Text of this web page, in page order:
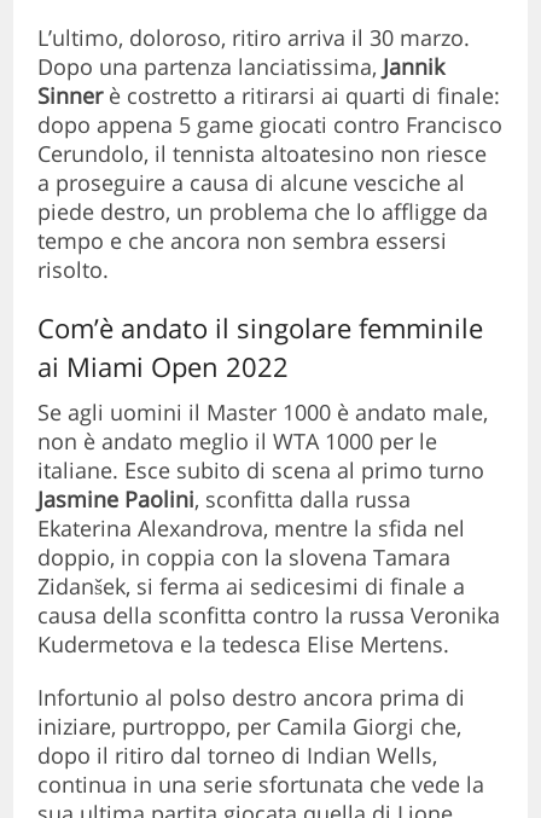
L’ultimo, doloroso, ritiro arriva il 30 marzo.
Dopo una partenza lanciatissima, Jannik
Sinnerè costretto a ritirarsi ai quarti di finale:
dopo appena 5 game giocati contro Francisco
Cerundolo, il tennista altoatesino non riesce
a proseguire a causa di alcune vesciche al
piede destro, un problema che lo affligge da
tempo e che ancora non sembra essersi
risolto.
Com’è andato il singolare femminile
ai Miami Open 2022
Se agli uomini il Master 1000 è andato male,
non è andato meglio il WTA 1000 per le
italiane. Esce subito di scena al primo turno
Jasmine Paolini, sconfitta dalla russa
Ekaterina Alexandrova, mentre la sfida nel
doppio, in coppia con la slovena Tamara
Zidanšek, si ferma ai sedicesimi di finale a
causa della sconfitta contro la russa Veronika
Kudermetova e la tedesca Elise Mertens.
Infortunio al polso destro ancora prima di
iniziare, purtroppo, per Camila Giorgi che,
dopo il ritiro dal torneo di Indian Wells,
continua in una serie sfortunata che vede la